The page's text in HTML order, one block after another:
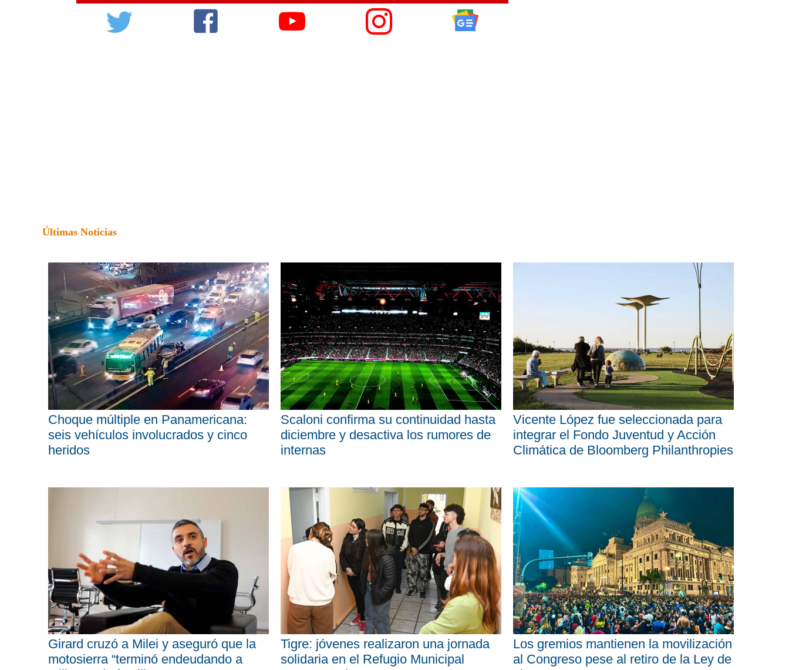
Últimas Noticias
Choque múltiple en Panamericana:
seis vehículos involucrados y cinco
heridos
Scaloni confirma su continuidad hasta
diciembre y desactiva los rumores de
internas
Vicente López fue seleccionada para
integrar el Fondo Juventud y Acción
Climática de Bloomberg Philanthropies
Girard cruzó a Milei y aseguró que la
motosierra “terminó endeudando a
Tigre: jóvenes realizaron una jornada
solidaria en el Refugio Municipal
Los gremios mantienen la movilización
al Congreso pese al retiro de la Ley de